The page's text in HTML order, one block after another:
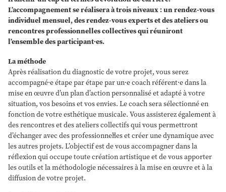
L’accompagnement se réalisera à trois niveaux : un rendez-vous
individuel mensuel, des rendez-vous experts et des ateliers ou
rencontres professionnelles collectives qui réuniront
l’ensemble des participant·es.
La méthode
Après réalisation du diagnostic de votre projet, vous serez
accompagné·e étape par étape par un·e coach référent·e dans la
mise en œuvre d’un plan d’action personnalisé et adapté à votre
situation, vos besoins et vos envies. Le coach sera sélectionné en
fonction de votre esthétique musicale. Vous assisterez également à
des rencontres et des ateliers collectifs qui vous permettront
d’échanger avec des professionnel·les et créer une dynamique avec
les autres projets. L’objectif est de vous accompagner dans la
réflexion qui occupe toute création artistique et de vous apporter
les outils et la méthodologie nécessaires à la mise en œuvre et à la
diffusion de votre projet.